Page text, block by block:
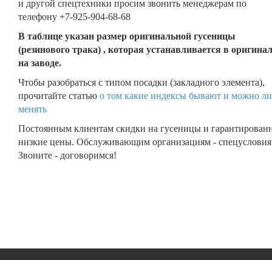
и другой спецтехники просим звонить менеджерам по
телефону +7-925-904-68-68
В таблице указан размер оригинальной гусеницы
(резинового трака) , которая устанавливается в
на заводе.
Чтобы разобраться с типом посадки (закладного элемента),
прочитайте статью о том какие индексы бывают и можно
менять
Постоянным клиентам скидки на гусеницы и
низкие цены. Обслуживающим организациям -
Звоните - договоримся!